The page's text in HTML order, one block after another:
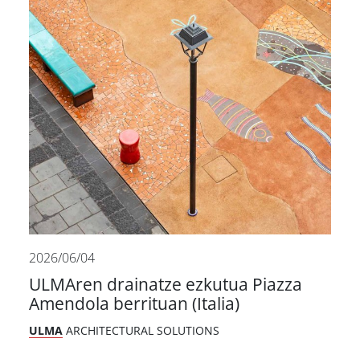
2026/06/04
ULMAren drainatze ezkutua Piazza
Amendola berrituan (Italia)
ULMA ARCHITECTURAL SOLUTIONS